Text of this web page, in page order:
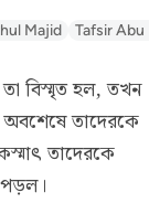
Majid Tafsir Abu
বিস্মৃত হল, তখন
অবশেষে তাদেরকে
তাদেরকে